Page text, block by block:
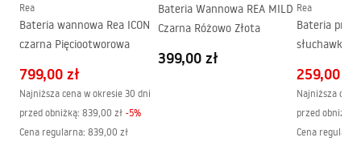
Warunki gwarancji
Warranty_Terms_and_Conditions_Faucets_-_5.pdf
Rea
Bateria wannowa Rea ICON
czarna Pięciootworowa
799,00 zł
Najniższa cena w okresie 30 dni
przed obniżką: 839,00 zł -5%
Cena regularna: 839,00 zł
Bateria Wannowa REA MILD
Czarna Różowo Złota
399,00 zł
Rea
Bateria
słuchawką
259,00 zł
Najniższa
przed obniżką:
Cena regularna